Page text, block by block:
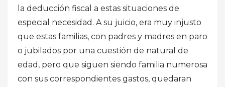
la deducción fiscal a estas situaciones de
especial necesidad. A su juicio, era muy injusto
que estas familias, con padres y madres en paro
o jubilados por una cuestión de natural de
edad, pero que siguen siendo familia numerosa
con sus correspondientes gastos, quedaran